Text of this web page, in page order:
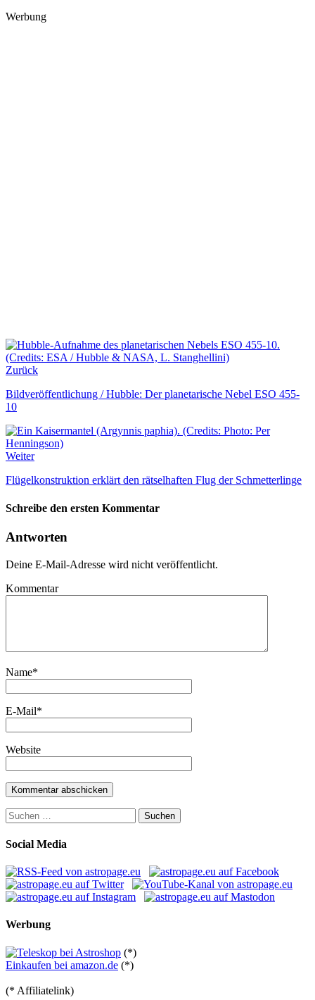
Werbung
Zurück
Bildveröffentlichung / Hubble: Der planetarische Nebel ESO 455-
10
Weiter
Flügelkonstruktion erklärt den rätselhaften Flug der Schmetterlinge
Schreibe den ersten Kommentar
Antworten
Deine E-Mail-Adresse wird nicht veröffentlicht.
Kommentar
Name*
E-Mail*
Website
Suchen
nach:
Social Media
Werbung
(*)
Einkaufen bei amazon.de (*)
(* Affiliatelink)